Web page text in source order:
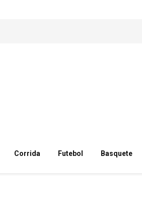
Corrida Futebol Basquete